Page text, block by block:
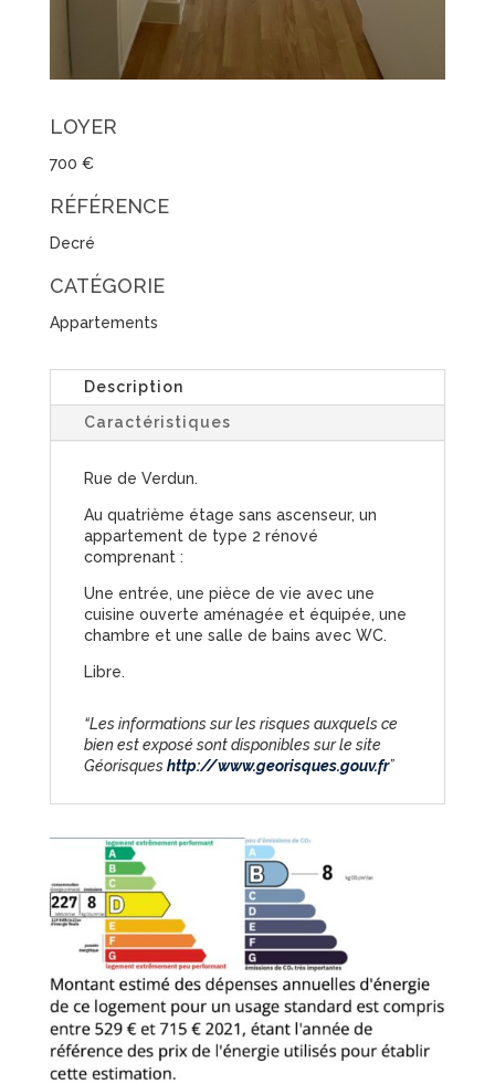
LOYER
700 €
RÉFÉRENCE
Decré
CATÉGORIE
Appartements
Description
Caractéristiques
Rue de Verdun.
Au quatrième étage sans ascenseur, un
appartement de type 2 rénové
comprenant :
Une entrée, une pièce de vie avec une
cuisine ouverte aménagée et équipée, une
chambre et une salle de bains avec WC.
Libre.
“Les informations sur les risques auxquels ce
bien est exposé sont disponibles sur le site
Géorisqueshttp://www.georisques.gouv.fr”